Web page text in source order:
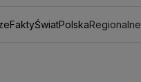
FaktyŚwiatPolskaRegionalne